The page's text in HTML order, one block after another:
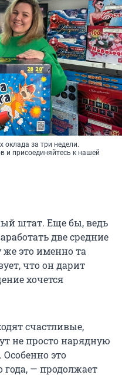
оклада за три недели.
и присоединяйтесь к нашей
штат. Еще бы, ведь
две средние
это именно та
что он дарит
хочется
счастливые,
не просто нарядную
это
года, — продолжает